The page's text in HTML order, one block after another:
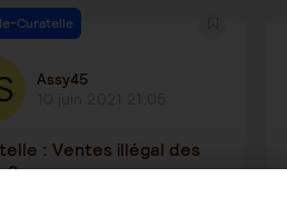
Curatelle
Assy45
: Ventes illégal des
?